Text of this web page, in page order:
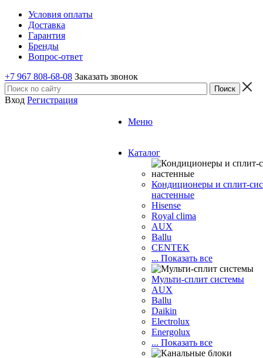
Условия оплаты
Доставка
Гарантия
Бренды
Вопрос-ответ
+7 967 808-68-08 Заказать звонок
Вход Регистрация
Меню
Каталог
Кондиционеры и сплит-
настенные
Hisense
Royal clima
AUX
Ballu
CENTEK
... Показать все
Мульти-сплит системы
AUX
Ballu
Daikin
Electrolux
Energolux
... Показать все